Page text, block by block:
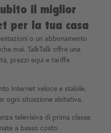
il miglior
per la tua casa
o un abbonamento
mai. TalkTalk offre una
prezzi equi e tariffe
Internet veloce e stabile,
ogni situazione abitativa.
televisiva di prima classe,
a basso costo.